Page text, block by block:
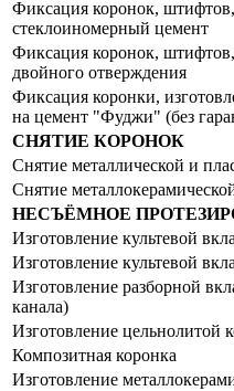
Фиксация коронок,
стеклоиномерный цемент
Фиксация коронок,
двойного отверждения
Фиксация коронки,
на цемент "Фуджи" (без
СНЯТИЕ КОРОНОК
Снятие металлической и
Снятие
НЕСЪЁМНОЕ
Изготовление культевой
Изготовление культевой
Изготовление разборной
канала)
Изготовление цельнолитой
Композитная коронка
Изготовление